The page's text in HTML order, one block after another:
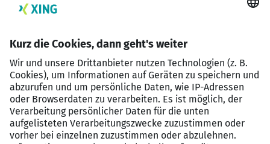
Benefits: Mitarbeiterrabatte bei über 100
daher investieren wir für dich in deine physische sowie
psychische Gesundheit und bieten dir neben 30 Tagen
Urlaub, einem unbefristeten Arbeitsvertrag und
weiteren zahlreiche Vergünstigungen über die Corporate
Benefits auch eine vergünstigte Urban Sports
Mitgliedschaft und Zugang zu nilo. health, einer
Plattform zur mentalen Gesundheitsvorsorge. Wenn Du
daran Spaß hast✓ Schnittstelle zwischen Praxis & Tech: